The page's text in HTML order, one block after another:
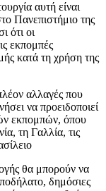
αυτή είναι
Πανεπιστήμιο της
ότι οι
εκπομπές
κατά τη χρήση της
αλλαγές που
να προειδοποιεί
εκπομπών, όπου
τη Γαλλία, τις
θα μπορούν να
δημόσιες